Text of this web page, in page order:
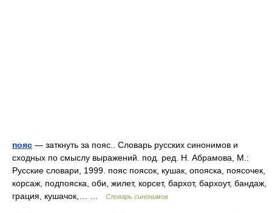
пояс — заткнуть за пояс.. Словарь русских синонимов и
сходных по смыслу выражений. под. ред. Н. Абрамова, М.:
Русские словари, 1999. пояс поясок, кушак, опояска, поясочек,
корсаж, подпояска, оби, жилет, корсет, бархот, бархоут, бандаж,
грация, кушачок,… …
Словарь синонимов